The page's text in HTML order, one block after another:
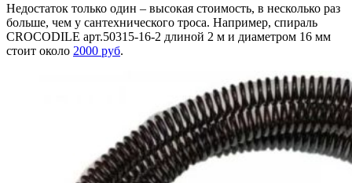
Недостаток только один – высокая стоимость, в несколько раз
больше, чем у сантехнического троса. Например, спираль
CROCODILE арт.50315-16-2 длиной 2 м и диаметром 16 мм
стоит около 2000 руб.